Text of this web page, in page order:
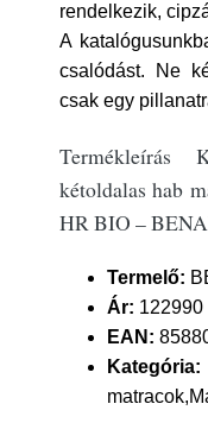
rendelkezik,
A
csalódást. Ne
csak egy
Termékleírás
kétoldalas hab
HR BIO –
Termelő:
Ár: 122990
EAN:
Kategória: